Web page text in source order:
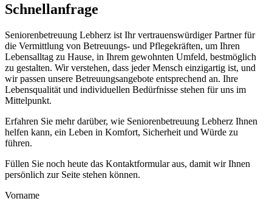
Schnell­anfrage
Seniorenbetreuung Lebherz ist Ihr vertrauenswürdiger Partner für
die Vermittlung von Betreuungs- und Pflegekräften, um Ihren
Lebensalltag zu Hause, in Ihrem gewohnten Umfeld, bestmöglich
zu gestalten. Wir verstehen, dass jeder Mensch einzigartig ist, und
wir passen unsere Betreuungsangebote entsprechend an. Ihre
Lebensqualität und individuellen Bedürfnisse stehen für uns im
Mittelpunkt.
Erfahren Sie mehr darüber, wie Seniorenbetreuung Lebherz Ihnen
helfen kann, ein Leben in Komfort, Sicherheit und Würde zu
führen.
Füllen Sie noch heute das Kontaktformular aus, damit wir Ihnen
persönlich zur Seite stehen können.
Vorname